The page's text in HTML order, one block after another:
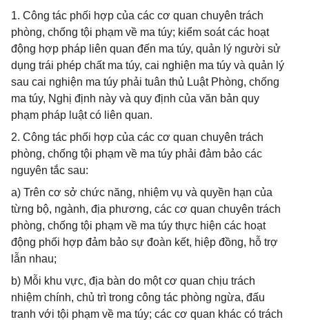
1. Công tác phối hợp của các cơ quan chuyên trách
phòng, chống tội phạm về ma túy; kiểm soát các hoạt
động hợp pháp liên quan đến ma túy, quản lý người sử
dụng trái phép chất ma túy, cai nghiện ma túy và quản lý
sau cai nghiện ma túy phải tuân thủ Luật Phòng, chống
ma túy, Nghị định này và quy định của văn bản quy
phạm pháp luật có liên quan.
2. Công tác phối hợp của các cơ quan chuyên trách
phòng, chống tội phạm về ma túy phải đảm bảo các
nguyên tắc sau:
a) Trên cơ sở chức năng, nhiệm vụ và quyền hạn của
từng bộ, ngành, địa phương, các cơ quan chuyên trách
phòng, chống tội phạm về ma túy thực hiện các hoạt
động phối hợp đảm bảo sự đoàn kết, hiệp đồng, hỗ trợ
lẫn nhau;
b) Mỗi khu vực, địa bàn do một cơ quan chịu trách
nhiệm chính, chủ trì trong công tác phòng ngừa, đấu
tranh với tội phạm về ma túy; các cơ quan khác có trách